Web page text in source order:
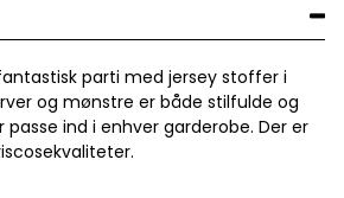
parti med jersey stoffer i
og mønstre er både stilfulde og
passe ind i enhver garderobe. Der er